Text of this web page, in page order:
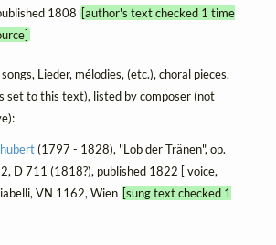
1808 [author's text checked 1 time
Lieder, mélodies, (etc.), choral pieces,
set to this text), listed by composer (not
(1797 - 1828), "Lob der Tränen", op.
D 711 (1818?), published 1822 [ voice,
VN 1162, Wien [sung text checked 1